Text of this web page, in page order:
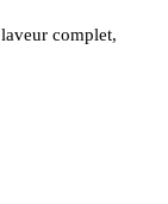
complet,